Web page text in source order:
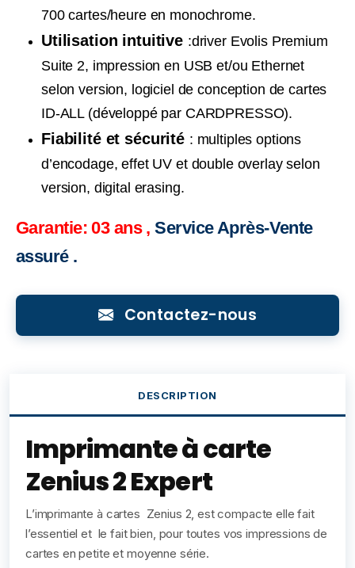
700 cartes/heure en monochrome.
Utilisation intuitive :driver Evolis Premium
Suite 2, impression en USB et/ou Ethernet
selon version, logiciel de conception de cartes
ID-ALL (développé par CARDPRESSO).
Fiabilité et sécurité : multiples options
d’encodage, effet UV et double overlay selon
version, digital erasing.
Garantie: 03 ans,Service Après-Vente
assuré .
Contactez-nous
DESCRIPTION
Imprimante à carte
Zenius 2 Expert
L’imprimante à cartes Zenius 2, est compacte elle fait
l’essentiel et le fait bien, pour toutes vos impressions de
cartes en petite et moyenne série.